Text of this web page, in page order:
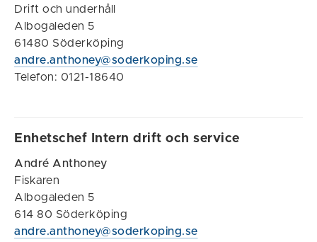
Drift och underhåll
Albogaleden 5
61480 Söderköping
andre.anthoney@soderkoping.se
Telefon: 0121-18640
Enhetschef Intern drift och service
André Anthoney
Fiskaren
Albogaleden 5
614 80 Söderköping
andre.anthoney@soderkoping.se